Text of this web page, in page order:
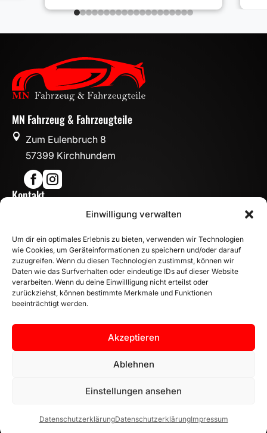
Einwilligung verwalten
Um dir ein optimales Erlebnis zu bieten, verwenden wir Technologien
wie Cookies, um Geräteinformationen zu speichern und/oder darauf
zuzugreifen. Wenn du diesen Technologien zustimmst, können wir
Daten wie das Surfverhalten oder eindeutige IDs auf dieser Website
verarbeiten. Wenn du deine Einwillligung nicht erteilst oder
zurückziehst, können bestimmte Merkmale und Funktionen
beeinträchtigt werden.
Akzeptieren
Ablehnen
Einstellungen ansehen
DatenschutzerklärungDatenschutzerklärungImpressum
MN Fahrzeug & Fahrzeugteile

Zum Eulenbruch 8
57399 Kirchhundem

Kontakt
info@mn-fahrzeugteile.de
 WhatsApp
Öffnungszeiten
 Mo - Fr: 8:00 – 17:00 Uhr
Sa: 10:00 – 14:00 Uhr
INFORMATION
Zahlungsarten
Versandinformationen
Widerrufsbelehrung
AGB |Datenschutzerklärung |Impressum